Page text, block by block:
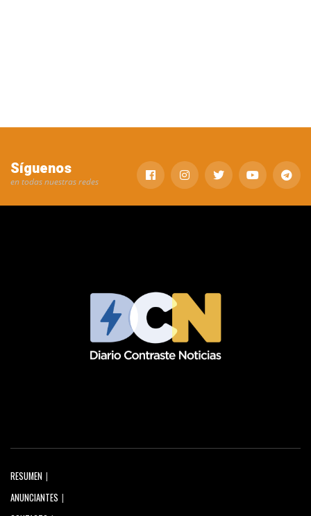
Síguenos
en todas nuestras redes
RESUMEN
ANUNCIANTES